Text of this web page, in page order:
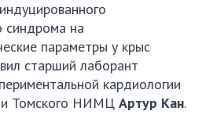
синдрома на
параметры у крыс
старший лаборант
кардиологии
Томского НИМЦ Артур Кан.